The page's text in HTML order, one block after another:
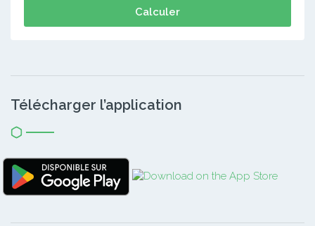
Calculer
Télécharger l’application